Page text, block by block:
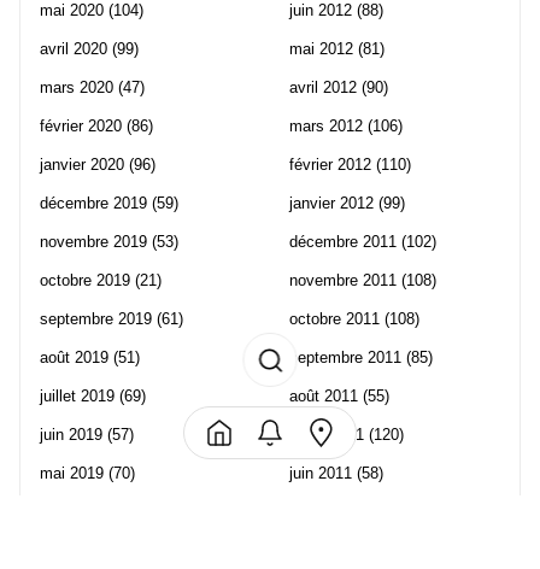
mai 2020 (104)
avril 2020 (99)
mars 2020 (47)
février 2020 (86)
janvier 2020 (96)
décembre 2019 (59)
novembre 2019 (53)
octobre 2019 (21)
septembre 2019 (61)
août 2019 (51)
juillet 2019 (69)
juin 2019 (57)
mai 2019 (70)
juin 2012 (88)
mai 2012 (81)
avril 2012 (90)
mars 2012 (106)
février 2012 (110)
janvier 2012 (99)
décembre 2011 (102)
novembre 2011 (108)
octobre 2011 (108)
septembre 2011 (85)
août 2011 (55)
juillet 2011 (120)
juin 2011 (58)